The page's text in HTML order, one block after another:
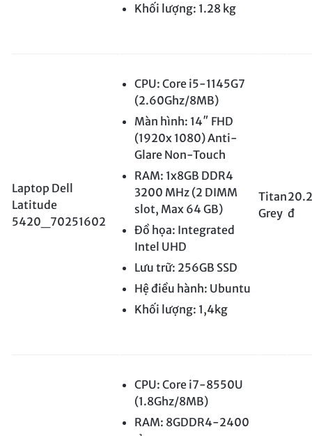
Khối lượng: 1.28 kg
Laptop Dell
Latitude
5420_70251602
CPU: Core i5-1145G7
(2.60Ghz/8MB)
Màn hình: 14″ FHD
(1920x 1080) Anti-
Glare Non-Touch
RAM: 1x8GB DDR4
3200 MHz (2 DIMM
slot, Max 64 GB)
Đồ họa: Integrated
Intel UHD
Lưu trữ: 256GB SSD
Hệ điều hành: Ubuntu
Khối lượng: 1,4kg
Titan
Grey đ
CPU: Core i7-8550U
(1.8Ghz/8MB)
RAM: 8GDDR4-2400